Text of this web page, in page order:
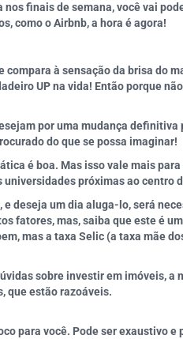
finais de semana, você vai
como o Airbnb, a hora é agora!
à sensação da brisa do
UP na vida! Então porque
por uma mudança
do que se possa imaginar!
é boa. Mas isso vale mais
próximas ao centro
deseja um dia aluga-lo, será
fatores, mas, saiba que este é
mas a taxa Selic (a taxa mãe
sobre investir em imóveis,
que estão razoáveis.
para você. Pode ser exaustivo e